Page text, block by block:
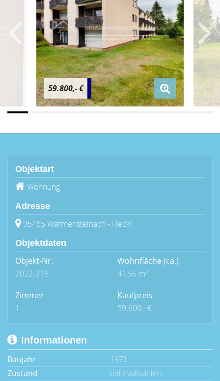
59.800,- €
Objektart
Wohnung
Adresse
95485 Warmensteinach - Fleckl
Objektdaten
Objekt-Nr.
2022-215
Wohnfläche (ca.)
41,56 m²
Zimmer
1
Kaufpreis
59.800,- €
Informationen
Baujahr
1971
Zustand
teil / vollsaniert